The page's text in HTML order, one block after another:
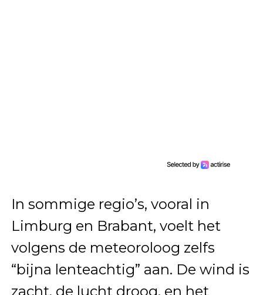
In sommige regio’s, vooral in
Limburg en Brabant, voelt het
volgens de meteoroloog zelfs
“bijna lenteachtig” aan. De wind is
zacht, de lucht droog, en het